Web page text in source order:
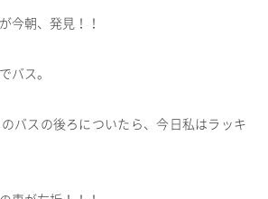
今朝、発見！！
バス。
バスの後ろについたら、今日私はラッキ